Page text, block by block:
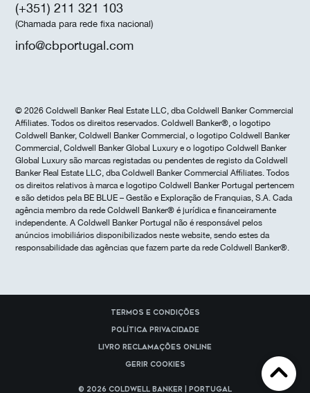
(+351) 211 321 103
(Chamada para rede fixa nacional)
info@cbportugal.com
© 2026 Coldwell Banker Real Estate LLC, dba Coldwell Banker Commercial
Affiliates. Todos os direitos reservados. Coldwell Banker®, o logotipo
Coldwell Banker, Coldwell Banker Commercial, o logotipo Coldwell Banker
Commercial, Coldwell Banker Global Luxury e o logotipo Coldwell Banker
Global Luxury são marcas registadas ou pendentes de registo da Coldwell
Banker Real Estate LLC, dba Coldwell Banker Commercial Affiliates. Todos
os direitos relativos à marca e logotipo Coldwell Banker Portugal pertencem
e são detidos pela BE BLUE – Gestão e Exploração de Franquias, S.A. Cada
agência membro da rede Coldwell Banker® é jurídica e financeiramente
independente. A Coldwell Banker Portugal não é responsável pelos
anúncios imobiliários disponibilizados neste website, sendo estes da
responsabilidade das agências que fazem parte da rede Coldwell Banker®.
Termos e Condições
Política Privacidade
Livro reclamações online
Gerir cookies
© 2026 Coldwell Banker | Portugal